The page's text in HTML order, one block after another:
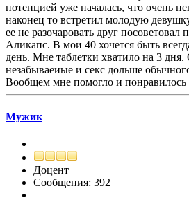
потенцией уже началась, что очень
наконец то встретил молодую
ее не разочаровать друг посоветовал
Аликапс. В мои 40 хочется быть
день. Мне таблетки хватило на 3
незабываеиые и секс дольше
Вообщем мне помогло и понравилось
Мужик
Доцент
Сообщения: 392